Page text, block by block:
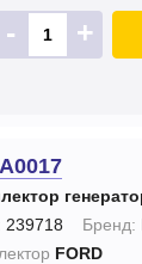
- +
239718 Бренд:
FORD